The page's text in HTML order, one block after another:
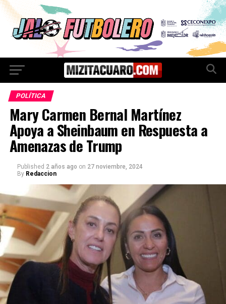
POLÍTICA
Mary Carmen Bernal Martínez
Apoya a Sheinbaum en Respuesta a
Amenazas de Trump
Published 2 años ago on 27 noviembre, 2024
By Redaccion